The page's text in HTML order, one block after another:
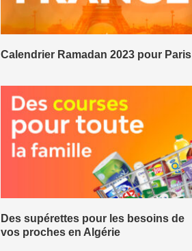
Calendrier Ramadan 2023 pour Paris
Des supérettes pour les besoins de
vos proches en Algérie